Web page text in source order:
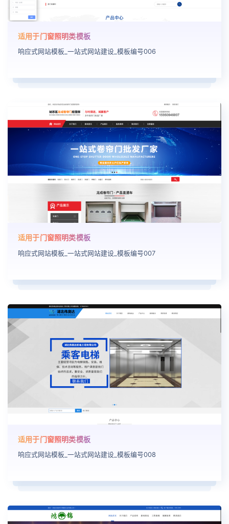
适用于门窗照明类模板
响应式网站模板_一站式网站建设_模板编号006
适用于门窗照明类模板
响应式网站模板_一站式网站建设_模板编号007
适用于门窗照明类模板
响应式网站模板_一站式网站建设_模板编号008